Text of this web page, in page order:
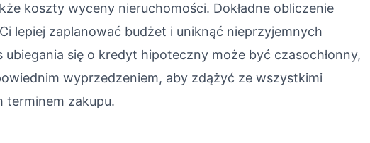
koszty wyceny nieruchomości. Dokładne obliczenie
lepiej zaplanować budżet i uniknąć nieprzyjemnych
się o kredyt hipoteczny może być czasochłonny,
wyprzedzeniem, aby zdążyć ze wszystkimi
terminem zakupu.